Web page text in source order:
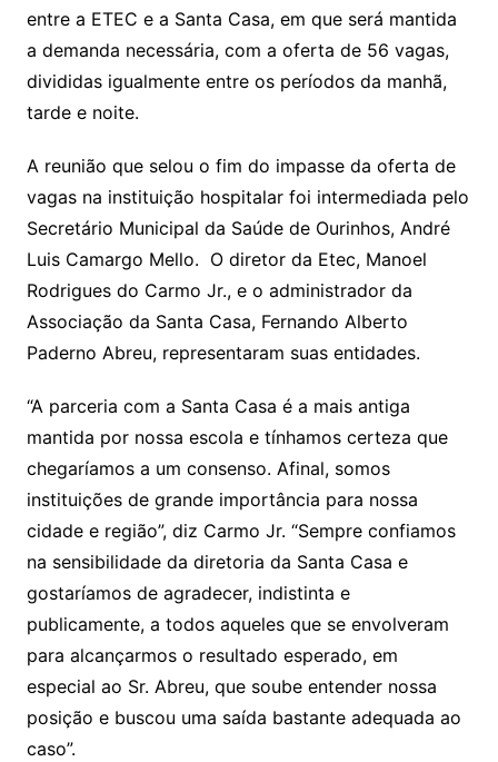
entre a ETEC e a Santa Casa, em que será mantida
a demanda necessária, com a oferta de 56 vagas,
divididas igualmente entre os períodos da manhã,
tarde e noite.
A reunião que selou o fim do impasse da oferta de
vagas na instituição hospitalar foi intermediada pelo
Secretário Municipal da Saúde de Ourinhos, André
Luis Camargo Mello. O diretor da Etec, Manoel
Rodrigues do Carmo Jr., e o administrador da
Associação da Santa Casa, Fernando Alberto
Paderno Abreu, representaram suas entidades.
“A parceria com a Santa Casa é a mais antiga
mantida por nossa escola e tínhamos certeza que
chegaríamos a um consenso. Afinal, somos
instituições de grande importância para nossa
cidade e região”, diz Carmo Jr. “Sempre confiamos
na sensibilidade da diretoria da Santa Casa e
gostaríamos de agradecer, indistinta e
publicamente, a todos aqueles que se envolveram
para alcançarmos o resultado esperado, em
especial ao Sr. Abreu, que soube entender nossa
posição e buscou uma saída bastante adequada ao
caso”.